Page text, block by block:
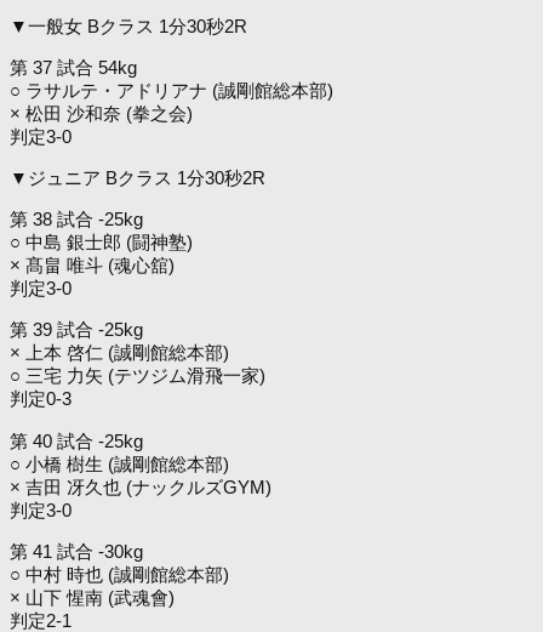
▼一般女 Bクラス 1分30秒2R
第 37 試合 54kg
○ ラサルテ・アドリアナ (誠剛館総本部)
× 松田 沙和奈 (拳之会)
判定3-0
▼ジュニア Bクラス 1分30秒2R
第 38 試合 -25kg
○ 中島 銀士郎 (闘神塾)
× 髙畠 唯斗 (魂心舘)
判定3-0
第 39 試合 -25kg
× 上本 啓仁 (誠剛館総本部)
○ 三宅 力矢 (テツジム滑飛一家)
判定0-3
第 40 試合 -25kg
○ 小橋 樹生 (誠剛館総本部)
× 吉田 冴久也 (ナックルズGYM)
判定3-0
第 41 試合 -30kg
○ 中村 時也 (誠剛館総本部)
× 山下 惺南 (武魂會)
判定2-1